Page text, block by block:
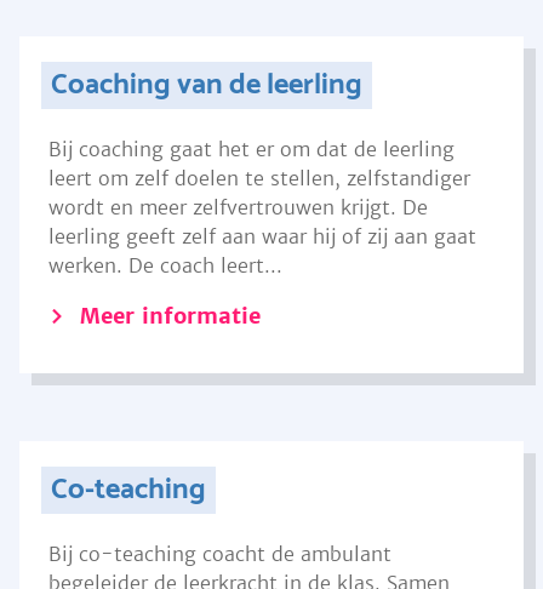
Coaching van de leerling
Bij coaching gaat het er om dat de leerling
leert om zelf doelen te stellen, zelfstandiger
wordt en meer zelfvertrouwen krijgt. De
leerling geeft zelf aan waar hij of zij aan gaat
werken. De coach leert...
Meer informatie
Co-teaching
Bij co-teaching coacht de ambulant
begeleider de leerkracht in de klas. Samen